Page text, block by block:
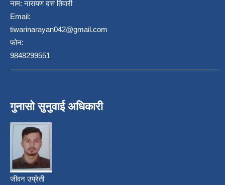
नाम:नारायण दत्त तिवारी
Email:
tiwarinarayan042@gmail.com
फोन:
9848299551
गुनासो सुनुवाई अधिकारी
जीवन उप्रेती